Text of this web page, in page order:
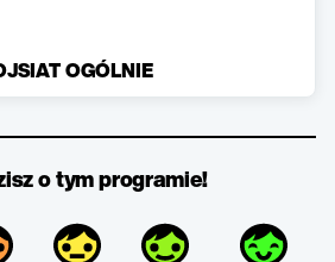
OGÓLNIE
o tym programie!